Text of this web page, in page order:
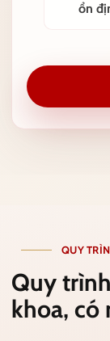
ổn
QUY
Quy
khoa, có